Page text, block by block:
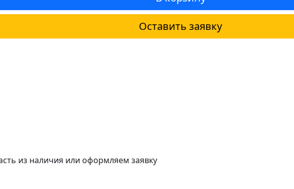
Оставить заявку
из наличия или оформляем заявку